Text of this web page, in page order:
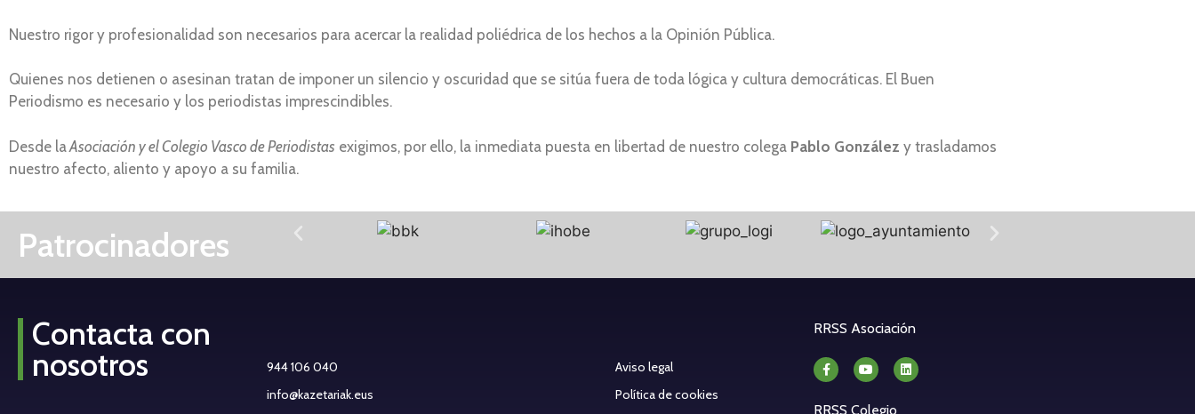
Nuestro rigor y profesionalidad son necesarios para acercar la realidad poliédrica de los hechos a la Opinión Pública.
Quienes nos detienen o asesinan tratan de imponer un silencio y oscuridad que se sitúa fuera de toda lógica y cultura democráticas. El Buen
Periodismo es necesario y los periodistas imprescindibles.
Desde laAsociación y el Colegio Vasco de Periodistas exigimos, por ello, la inmediata puesta en libertad de nuestro colega Pablo González y trasladamos
nuestro afecto, aliento y apoyo a su familia.
Patrocinadores
Contacta con
nosotros
944 106 040
info@kazetariak.eus
Aviso legal
Política de cookies
RRSS Asociación
RRSS Colegio